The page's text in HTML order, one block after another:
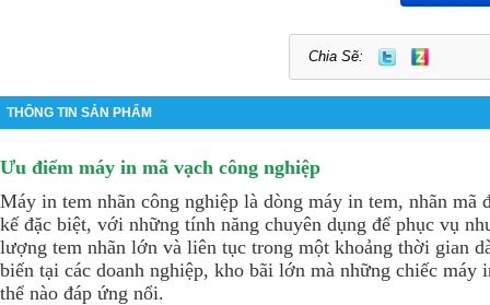
Chia Sẽ:
THÔNG TIN SẢN PHẨM
Ưu điểm máy in mã vạch công nghiệp
Máy in tem nhãn công nghiệp là dòng máy in tem, nhãn mã
kế đặc biệt, với những tính năng chuyên dụng để phục vụ
lượng tem nhãn lớn và liên tục trong một khoảng thời gian
biến tại các doanh nghiệp, kho bãi lớn mà những chiếc máy
thể nào đáp ứng nổi.